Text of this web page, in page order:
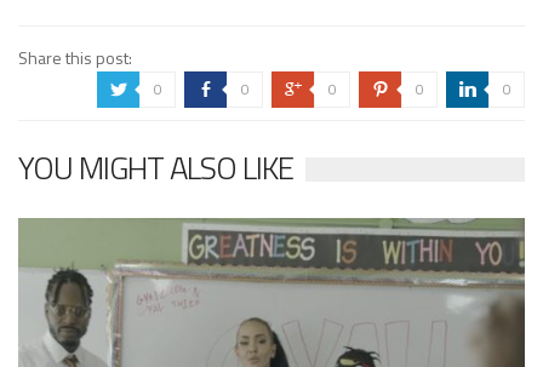
Share this post:
a 0 b 0 c 0 d 0 j 0
YOU MIGHT ALSO LIKE